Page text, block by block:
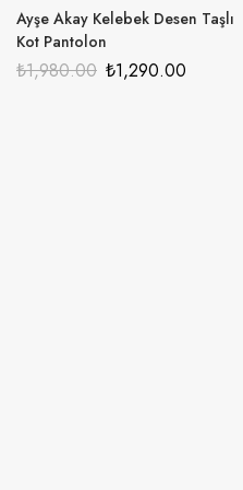
Ayşe Akay Kelebek Desen Taşlı
Kot Pantolon
₺1,980.00 ₺1,290.00